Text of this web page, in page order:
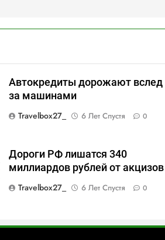
Автокредиты дорожают вслед
за машинами
Travelbox27_
6 Лет Спустя 0
Дороги РФ лишатся 340
миллиардов рублей от акцизов
Travelbox27_
6 Лет Спустя 0